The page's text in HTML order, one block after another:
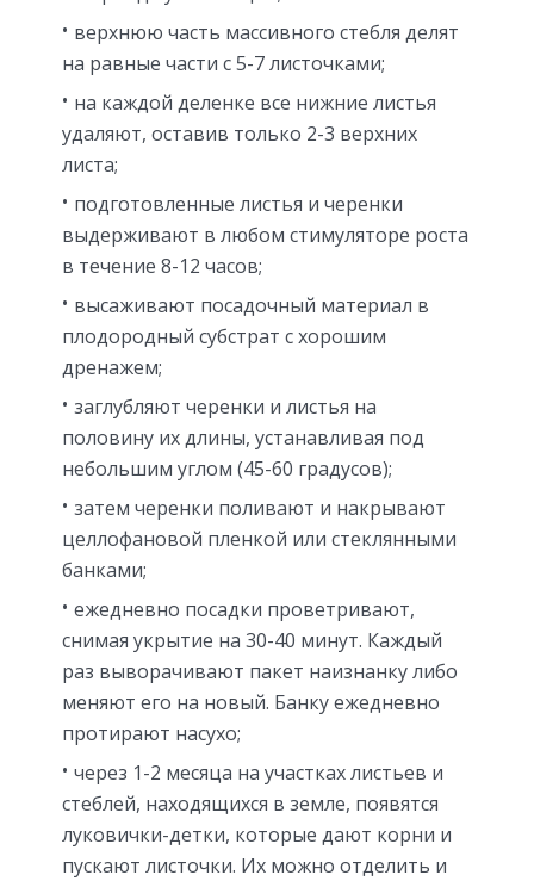
верхнюю часть массивного стебля делят
на равные части с 5-7 листочками;
на каждой деленке все нижние листья
удаляют, оставив только 2-3 верхних
листа;
подготовленные листья и черенки
выдерживают в любом стимуляторе роста
в течение 8-12 часов;
высаживают посадочный материал в
плодородный субстрат с хорошим
дренажем;
заглубляют черенки и листья на
половину их длины, устанавливая под
небольшим углом (45-60 градусов);
затем черенки поливают и накрывают
целлофановой пленкой или стеклянными
банками;
ежедневно посадки проветривают,
снимая укрытие на 30-40 минут. Каждый
раз выворачивают пакет наизнанку либо
меняют его на новый. Банку ежедневно
протирают насухо;
через 1-2 месяца на участках листьев и
стеблей, находящихся в земле, появятся
луковички-детки, которые дают корни и
пускают листочки. Их можно отделить и